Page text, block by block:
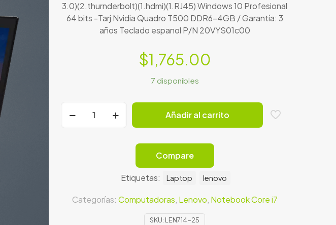
3.0)(2.thurnderbolt)(1.hdmi)(1.RJ45) Windows 10 Profesional
64 bits -Tarj Nvidia Quadro T500 DDR6-4GB / Garantía: 3
años Teclado espanol P/N 20VYS01c00
$1,765.00
7 disponibles
Lenovo
Añadir al carrito
Compare
SKU: LEN714-25
Categorías: Computadoras Lenovo Notebook Core i7
Etiquetas: Laptop lenovo